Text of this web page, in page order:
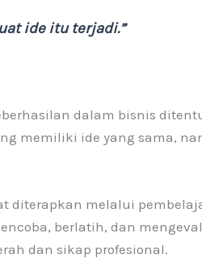
ide itu terjadi.”
dalam bisnis
memiliki ide yang sama,
diterapkan melalui
berlatih, dan
dan sikap profesional.